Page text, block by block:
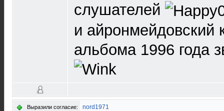
слушателей
и айронмейдовский
альбома 1996 года
Выразили согласие: nord1971